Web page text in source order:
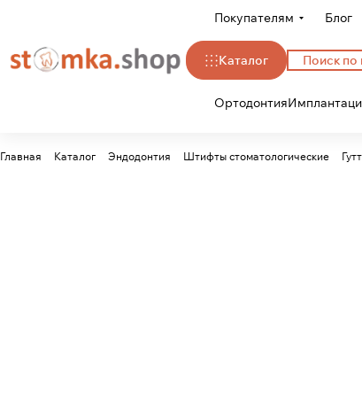
Покупателям Блог
Каталог
Ортодонтия
Главная Каталог Эндодонтия Штифты стоматологические